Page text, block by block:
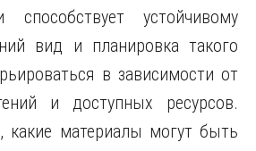
устойчивому
вид и планировка такого
в зависимости от
и доступных ресурсов.
какие материалы могут быть